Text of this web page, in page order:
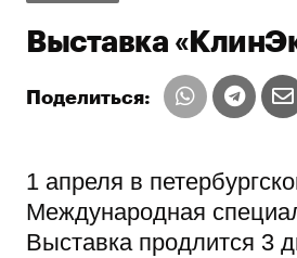
Выставка
Поделиться:
1 апреля в
Международная
Выставка продлится 3